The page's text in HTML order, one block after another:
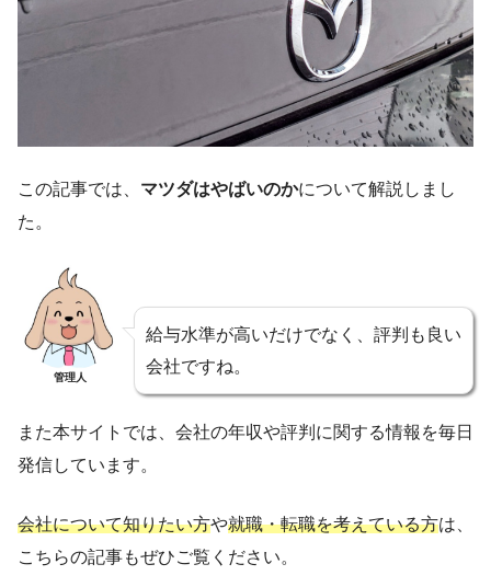
この記事では、 マツダはやばいのかについて解説しまし
た。
管理人
給与水準が高いだけでなく、評判も良い
会社ですね。
また本サイトでは、会社の年収や評判に関する情報を毎日
発信しています。
会社について知りたい方や就職・転職を考えている方は、
こちらの記事もぜひご覧ください。